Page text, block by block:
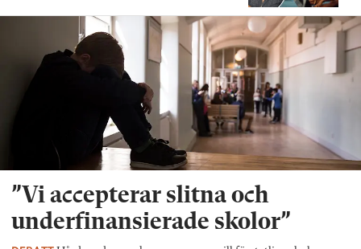
”Vi accepterar slitna och
underfinansierade skolor”